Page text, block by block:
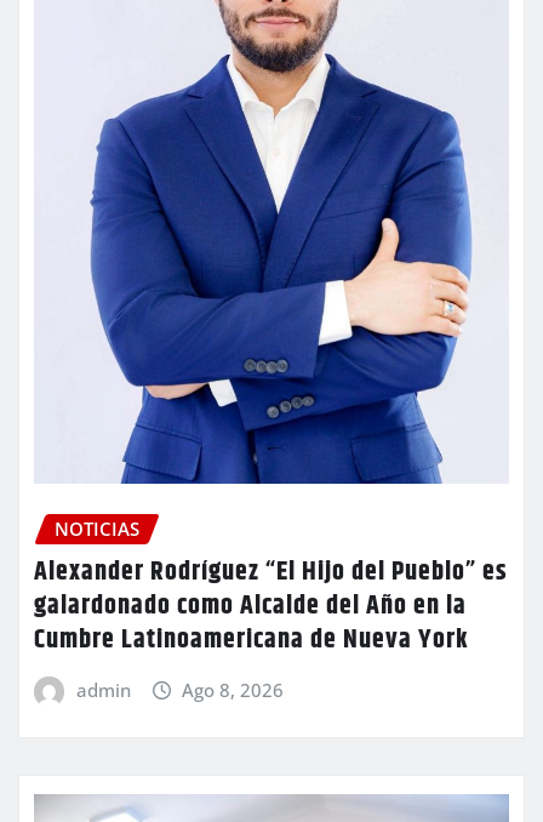
NOTICIAS
Alexander Rodríguez “El Hijo del Pueblo” es
galardonado como Alcalde del Año en la
Cumbre Latinoamericana de Nueva York
admin Ago 8, 2026